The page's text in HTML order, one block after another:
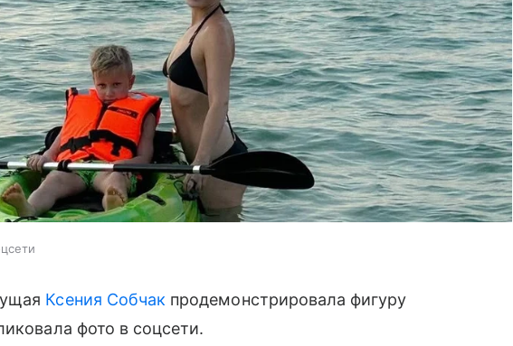
Ксения Собчак продемонстрировала фигуру
фото в соцсети.